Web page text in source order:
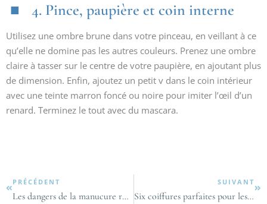
4. Pince, paupière et coin interne
Utilisez une ombre brune dans votre pinceau, en veillant à ce
qu’elle ne domine pas les autres couleurs. Prenez une ombre
claire à tasser sur le centre de votre paupière, en ajoutant plus
de dimension. Enfin, ajoutez un petit v dans le coin intérieur
avec une teinte marron foncé ou noire pour imiter l’œil d’un
renard. Terminez le tout avec du mascara.
PRÉCÉDENT
Les dangers de la manucure russe
SUIVANT
Six coiffures parfaites pour les fêtes que vous pouvez faire à la maison